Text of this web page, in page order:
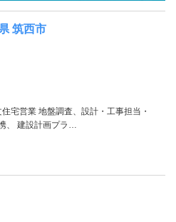
筑西市
宅営業 地盤調査、設計・工事担当・
、 建設計画プラ…